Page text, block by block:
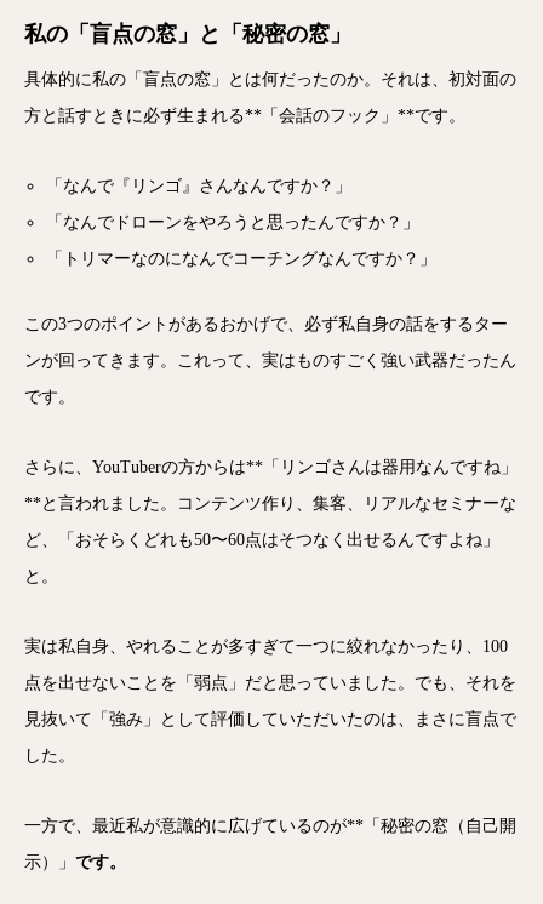
私の「盲点の窓」と「秘密の窓」
具体的に私の「盲点の窓」とは何だったのか。それは、初対面の
方と話すときに必ず生まれる**「会話のフック」**です。
「なんで『リンゴ』さんなんですか？」
「なんでドローンをやろうと思ったんですか？」
「トリマーなのになんでコーチングなんですか？」
この3つのポイントがあるおかげで、必ず私自身の話をするター
ンが回ってきます。これって、実はものすごく強い武器だったん
です。
さらに、YouTuberの方からは**「リンゴさんは器用なんですね」
**と言われました。コンテンツ作り、集客、リアルなセミナーな
ど、「おそらくどれも50〜60点はそつなく出せるんですよね」
と。
実は私自身、やれることが多すぎて一つに絞れなかったり、100
点を出せないことを「弱点」だと思っていました。でも、それを
見抜いて「強み」として評価していただいたのは、まさに盲点で
した。
一方で、最近私が意識的に広げているのが**「秘密の窓（自己開
示）」 です。